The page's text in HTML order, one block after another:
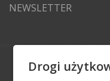
NEWSLETTER
Drogi